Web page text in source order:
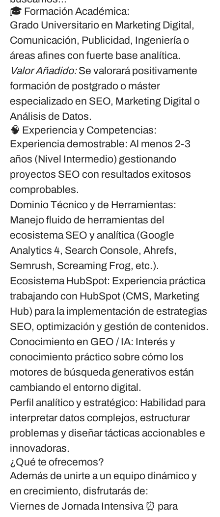
🎓 Formación Académica:
Grado Universitario en Marketing Digital,
Comunicación, Publicidad, Ingeniería o
áreas afines con fuerte base analítica.
Valor Añadido:Se valorará positivamente
formación de postgrado o máster
especializado en SEO, Marketing Digital o
Análisis de Datos.
🧠 Experiencia y Competencias:
Experiencia demostrable: Al menos 2-3
años (Nivel Intermedio) gestionando
proyectos SEO con resultados exitosos
comprobables.
Dominio Técnico y de Herramientas:
Manejo fluido de herramientas del
ecosistema SEO y analítica (Google
Analytics 4, Search Console, Ahrefs,
Semrush, Screaming Frog, etc.).
Ecosistema HubSpot: Experiencia práctica
trabajando con HubSpot (CMS, Marketing
Hub) para la implementación de estrategias
SEO, optimización y gestión de contenidos.
Conocimiento en GEO / IA: Interés y
conocimiento práctico sobre cómo los
motores de búsqueda generativos están
cambiando el entorno digital.
Perfil analítico y estratégico: Habilidad para
interpretar datos complejos, estructurar
problemas y diseñar tácticas accionables e
innovadoras.
¿Qué te ofrecemos?
Además de unirte a un equipo dinámico y
en crecimiento, disfrutarás de:
Viernes de Jornada Intensiva ⏰ para